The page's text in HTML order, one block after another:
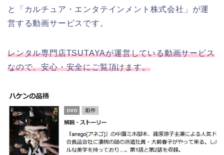
と「カルチュア・エンタテインメント株式会社」が運
営する動画サービスです。
レンタル専門店TSUTAYAが運営している動画サービス
なので、安心・安全にご覧頂けます。